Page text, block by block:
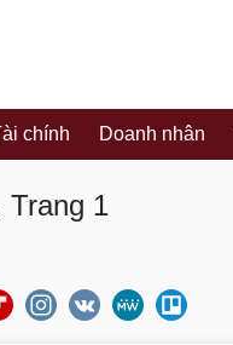
chính Doanh nhân
Trang 1